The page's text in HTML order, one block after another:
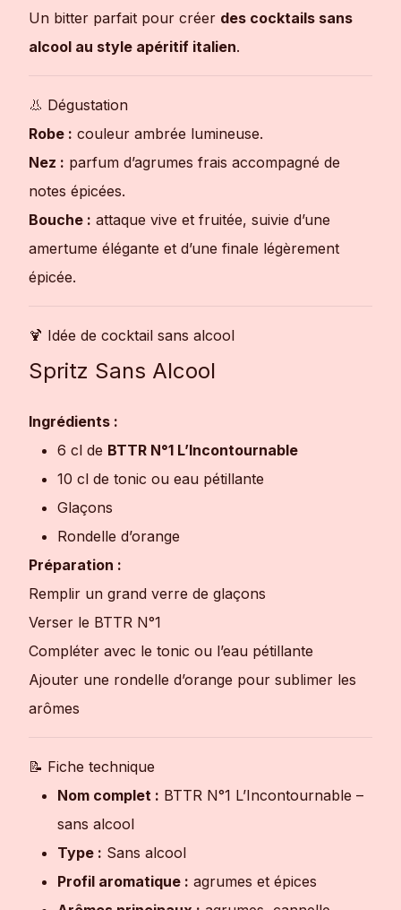
Un bitter parfait pour créer des cocktails sans
alcool au style apéritif italien.
👃 Dégustation
Robe : couleur ambrée lumineuse.
Nez : parfum d’agrumes frais accompagné de
notes épicées.
Bouche : attaque vive et fruitée, suivie d’une
amertume élégante et d’une finale légèrement
épicée.
🍹 Idée de cocktail sans alcool
Spritz Sans Alcool
Ingrédients :
6 cl de BTTR N°1 L’Incontournable
10 cl de tonic ou eau pétillante
Glaçons
Rondelle d’orange
Préparation :
Remplir un grand verre de glaçons
Verser le BTTR N°1
Compléter avec le tonic ou l’eau pétillante
Ajouter une rondelle d’orange pour sublimer les
arômes
📝 Fiche technique
Nom complet : BTTR N°1 L’Incontournable –
sans alcool
Type : Sans alcool
Profil aromatique : agrumes et épices